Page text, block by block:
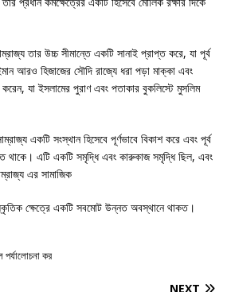
তার উচ্চ সীমান্তে একটি সানাই প্রাপ্ত করে, যা পূর্ব
আরও হিজাজের সৌদি রাজ্যে ধরা পড়া মাক্কা এবং
যা ইসলামের পুরাণ এবং পতাকার বুকলিস্টে মুসলিম
একটি সংস্থান হিসেবে পূর্ণভাবে বিকাশ করে এবং পূর্ব
থাকে। এটি একটি সমৃদ্ধি এবং কারুকাজ সমৃদ্ধি ছিল, এবং
এর সামাজিক
ক্ষেত্রে একটি সবমোট উন্নত অবস্থানে থাকত।
কর
NEXT